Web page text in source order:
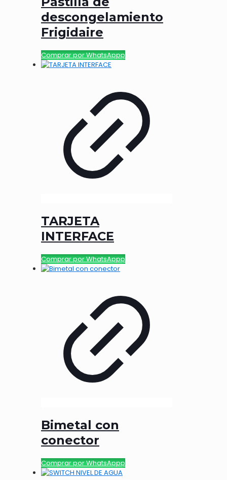
descongelamiento
Frigidaire
Comprar por WhatsAppp
TARJETA
INTERFACE
Comprar por WhatsAppp
Bimetal con
conector
Comprar por WhatsAppp